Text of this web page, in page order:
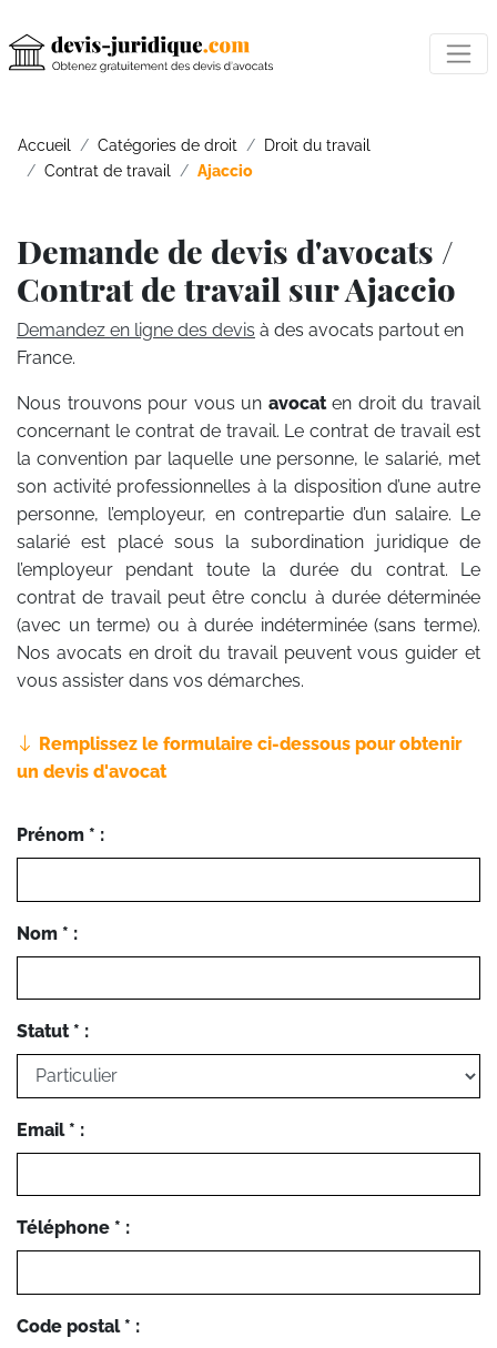
Accueil Catégories de droit
Droit du travail
Contrat de travail
Ajaccio
Demande de devis d'avocats /
Contrat de travail sur Ajaccio
Demandez en ligne des devis à des avocats partout en
France.
Nous trouvons pour vous un avocaten droit du travail
concernant le contrat de travail. Le contrat de travail est
la convention par laquelle une personne, le salarié, met
son activité professionnelles à la disposition d’une autre
personne, l’employeur, en contrepartie d’un salaire. Le
salarié est placé sous la subordination juridique de
l’employeur pendant toute la durée du contrat. Le
contrat de travail peut être conclu à durée déterminée
(avec un terme) ou à durée indéterminée (sans terme).
Nos avocats en droit du travail peuvent vous guider et
vous assister dans vos démarches.
Remplissez le formulaire ci-dessous pour obtenir
un devis d'avocat
Prénom * :
Nom * :
Statut * :
Email * :
Téléphone * :
Code postal * :